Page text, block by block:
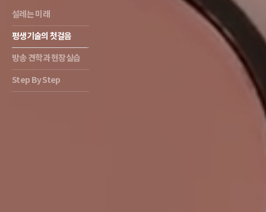
설레는 미래
평생기술의 첫걸음
방송 견학과 현장실습
Step By Step